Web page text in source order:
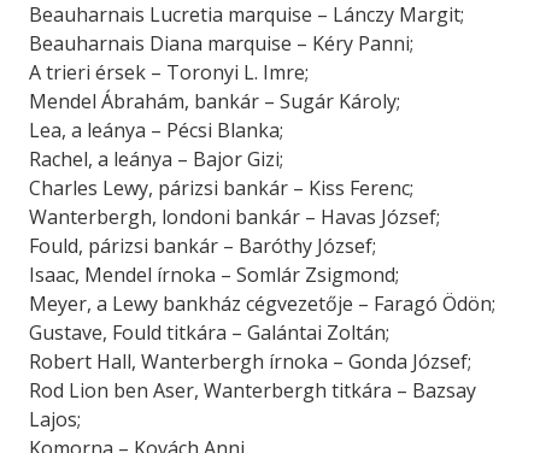
Beauharnais Lucretia marquise – Lánczy Margit;
Beauharnais Diana marquise – Kéry Panni;
A trieri érsek – Toronyi L. Imre;
Mendel Ábrahám, bankár – Sugár Károly;
Lea, a leánya – Pécsi Blanka;
Rachel, a leánya – Bajor Gizi;
Charles Lewy, párizsi bankár – Kiss Ferenc;
Wanterbergh, londoni bankár – Havas József;
Fould, párizsi bankár – Baróthy József;
Isaac, Mendel írnoka – Somlár Zsigmond;
Meyer, a Lewy bankház cégvezetője – Faragó Ödön;
Gustave, Fould titkára – Galántai Zoltán;
Robert Hall, Wanterbergh írnoka – Gonda József;
Rod Lion ben Aser, Wanterbergh titkára – Bazsay
Lajos;